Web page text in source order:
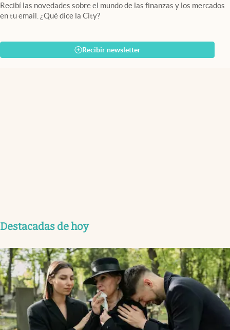
Recibí las novedades sobre el mundo de las finanzas y los mercados
en tu email. ¿Qué dice la City?
Recibir newsletter
Destacadas de hoy